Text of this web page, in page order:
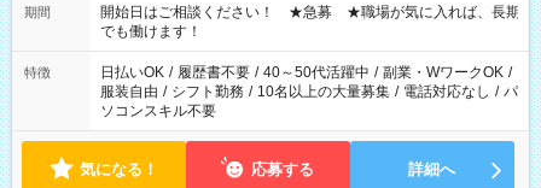
せん ※法令に基づき、週20時間以上勤務は社会保険への加入対
象となります ※労働者派遣法（日雇い派遣の原則禁止）によ
り、短時間・短期間の就業はご案内が難しい場合があります
期間
開始日はご相談ください！ ★急募 ★職場が気に入れば、長期
でも働けます！
特徴 日払いOK / 履歴書不要 / 40～50代活躍中 / 副業・WワークOK /
服装自由 / シフト勤務 / 10名以上の大量募集 / 電話対応なし / パ
ソコンスキル不要
気になる！ 応募する 詳細へ